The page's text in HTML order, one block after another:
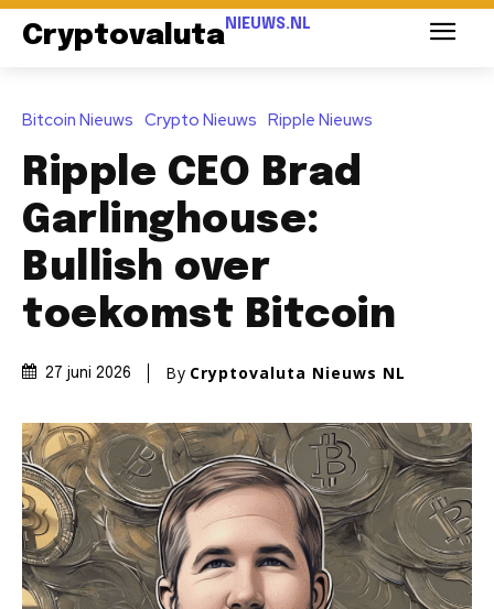
Cryptovaluta NIEUWS.NL
Bitcoin Nieuws Crypto Nieuws Ripple Nieuws
Ripple CEO Brad
Garlinghouse:
Bullish over
toekomst Bitcoin
27 juni 2026 By Cryptovaluta Nieuws NL